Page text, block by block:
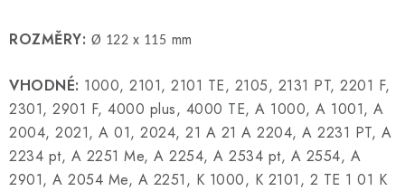
ROZMĚRY: Ø 122 x 115 mm
VHODNÉ: 1000, 2101, 2101 TE, 2105, 2131 PT, 2201 F,
2301, 2901 F, 4000 plus, 4000 TE, A 1000, A 1001, A
2004, 2021, A 01, 2024, 21 A 21 A 2204, A 2231 PT, A
2234 pt, A 2251 Me, A 2254, A 2534 pt, A 2554, A
2901, A 2054 Me, A 2251, K 1000, K 2101, 2 TE 1 01 K